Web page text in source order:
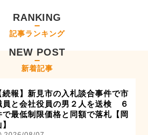
RANKING
記事ランキング
NEW POST
新着記事
続報】新見市の入札談合事件で市
員と会社役員の男２人を送検 ６
で最低制限価格と同額で落札【岡